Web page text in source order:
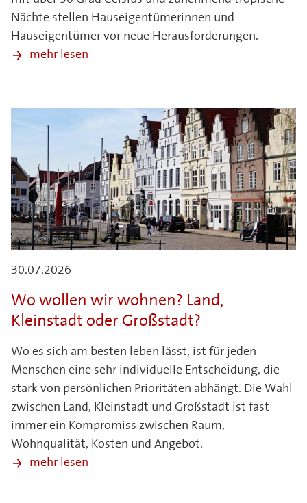
Nächte stellen Hauseigentümerinnen und
Hauseigentümer vor neue Herausforderungen.
mehr lesen
30.07.2026
Wo wollen wir wohnen? Land,
Kleinstadt oder Großstadt?
Wo es sich am besten leben lässt, ist für jeden
Menschen eine sehr individuelle Entscheidung, die
stark von persönlichen Prioritäten abhängt. Die Wahl
zwischen Land, Kleinstadt und Großstadt ist fast
immer ein Kompromiss zwischen Raum,
Wohnqualität, Kosten und Angebot.
mehr lesen